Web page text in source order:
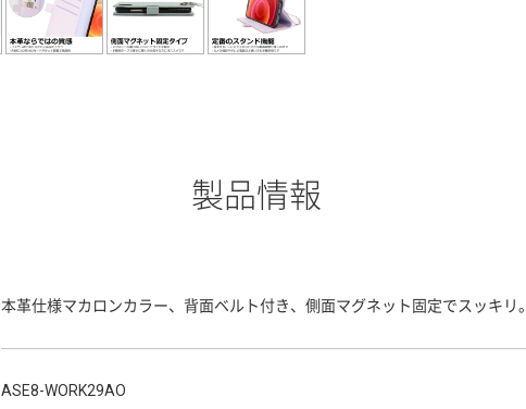
製品情報
本革仕様マカロンカラー、背面ベルト付き、側面マグネット固定でスッキリ。
ASE8-WORK29AO